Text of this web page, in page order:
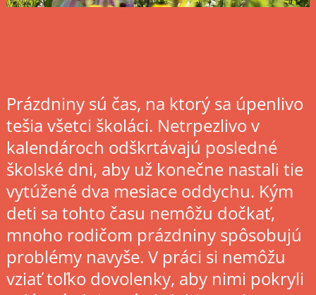
Prázdniny sú čas, na ktorý sa úpenlivo
tešia všetci školáci. Netrpezlivo v
kalendároch odškrtávajú posledné
školské dni, aby už konečne nastali tie
vytúžené dva mesiace oddychu. Kým
deti sa tohto času nemôžu dočkať,
mnoho rodičom prázdniny spôsobujú
problémy navyše. V práci si nemôžu
vziať toľko dovolenky, aby nimi pokryli